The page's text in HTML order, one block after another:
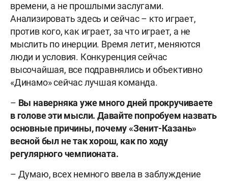
времени, а не прошлыми заслугами.
Анализировать здесь и сейчас – кто играет,
против кого, как играет, за что играет, а не
мыслить по инерции. Время летит, меняются
люди и условия. Конкуренция сейчас
высочайшая, все подравнялись и объективно
«Динамо» сейчас лучшая команда.
– Вы наверняка уже много дней прокручиваете
в голове эти мысли. Давайте попробуем назвать
основные причины, почему «Зенит-Казань»
весной был не так хорош, как по ходу
регулярного чемпионата.
– Думаю, всех немного ввела в заблуждение